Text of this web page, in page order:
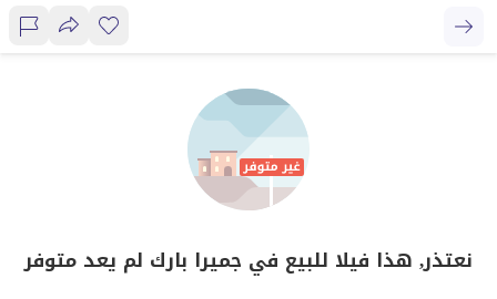
نعتذر, هذا فيلا للبيع في جميرا بارك لم يعد متوفر